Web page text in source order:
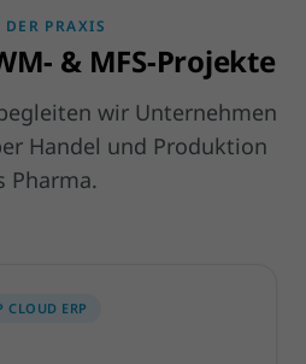
DER PRAXIS
& MFS-Projekte
wir Unternehmen
Handel und Produktion
Pharma.
CLOUD ERP